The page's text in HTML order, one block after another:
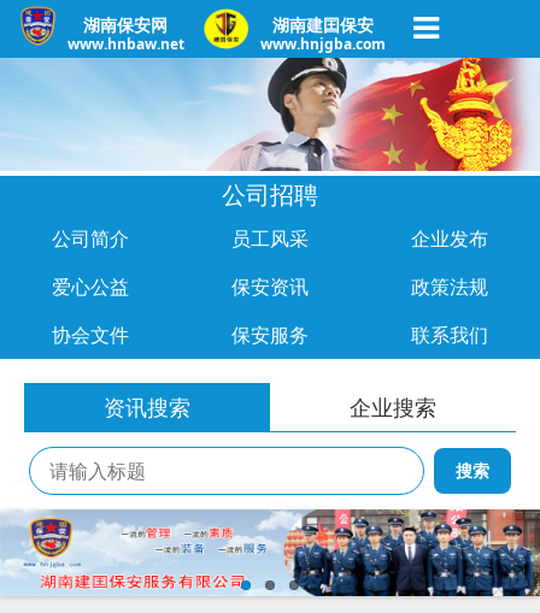
湖南保安网
www.hnbaw.net
湖南建囯保安
www.hnjgba.com
公司招聘
公司简介 员工风采
企业发布
爱心公益
保安资讯
政策法规
协会文件
保安服务 联系我们
资讯搜索 企业搜索
搜索